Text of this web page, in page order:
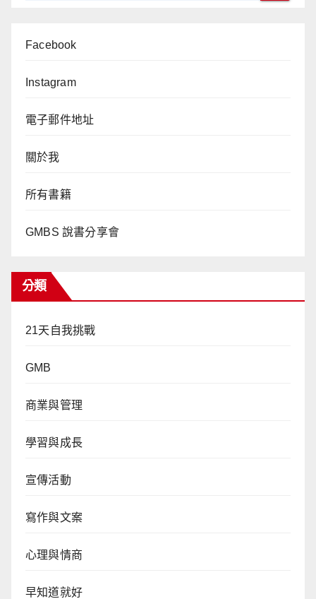
Facebook
Instagram
電子郵件地址
關於我
所有書籍
GMBS 說書分享會
分類
21天自我挑戰
GMB
商業與管理
學習與成長
宣傳活動
寫作與文案
心理與情商
早知道就好